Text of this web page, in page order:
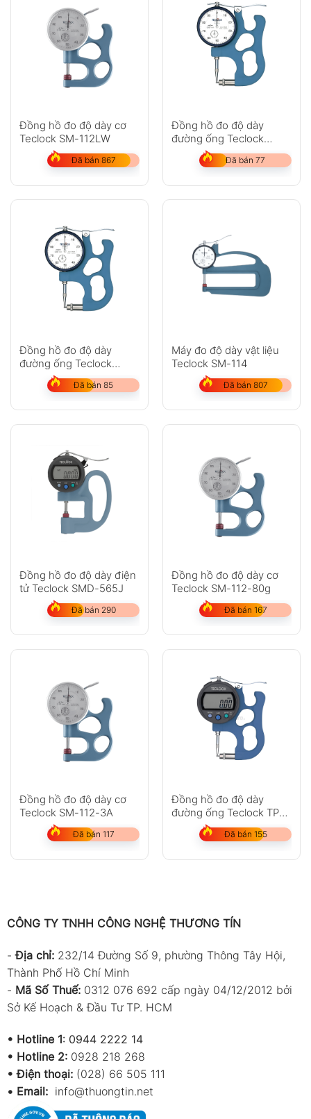
Đồng hồ đo độ dày cơ
Teclock SM-112LW
Đã bán 867
Đồng hồ đo độ dày
đường ống Teclock
TPM-618
Đã bán 77
Đồng hồ đo độ dày
đường ống Teclock
TPM-617
Đã bán 85
Máy đo độ dày vật liệu
Teclock SM-114
Đã bán 807
Đồng hồ đo độ dày điện
tử Teclock SMD-565J
Đã bán 290
Đồng hồ đo độ dày cơ
Teclock SM-112-80g
Đã bán 167
Đồng hồ đo độ dày cơ
Teclock SM-112-3A
Đã bán 117
Đồng hồ đo độ dày
đường ống Teclock TPD-
Đã bán 155
CÔNG TY TNHH CÔNG NGHỆ THƯƠNG TÍN
-Địa chỉ: 232/14 Đường Số 9, phường Thông Tây Hội,
Thành Phố Hồ Chí Minh
- Mã Số Thuế: 0312 076 692 cấp ngày 04/12/2012 bởi
Sở Kế Hoạch & Đầu Tư TP. HCM
• Hotline 1: 0944 2222 14
• Hotline 2: 0928 218 268
• Điện thoại: (028) 66 505 111
• Email: info@thuongtin.net